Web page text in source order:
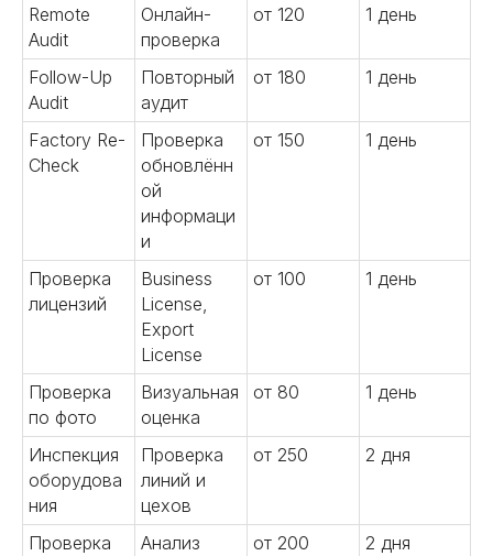
Remote
Audit
Онлайн-
проверка
от 120 1 день
Follow-Up
Audit
Повторный
аудит
от 180 1 день
Factory Re-
Check
Проверка
обновлённ
ой
информаци
и
от 150 1 день
Проверка
лицензий
Business
License,
Export
License
от 100 1 день
Проверка
по фото
Визуальная
оценка
от 80 1 день
Инспекция
оборудова
ния
Проверка
линий и
цехов
от 250 2 дня
Проверка Анализ от 200 2 дня
Осуществляем инспекции
грузов перед отправкой,
таможенное оформление и
доставку в Россию. Выкупим и
отправим образцы от фабрики в
Китае до вашей двери. Наши
специалисты курируют весь
процесс и всегда готовы
помочь.
06
Подробнее
Подробнее